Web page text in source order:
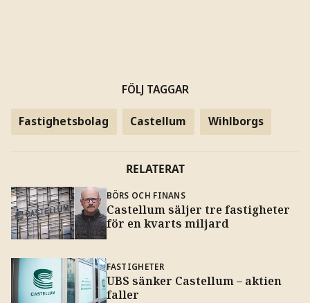
FÖLJ TAGGAR
Fastighetsbolag Castellum Wihlborgs
RELATERAT
BÖRS OCH FINANS
Castellum säljer tre fastigheter
för en kvarts miljard
FASTIGHETER
UBS sänker Castellum – aktien
faller